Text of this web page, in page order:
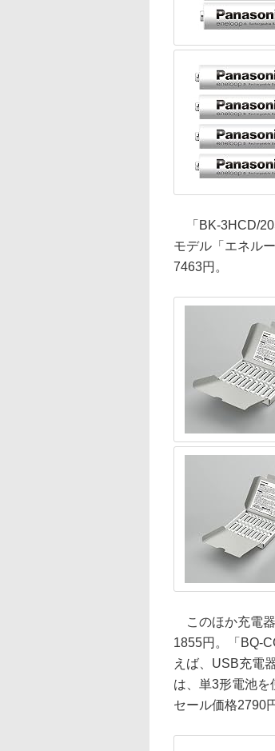
「BK-3HCD/
モデル「エネル
7463円。
このほか充電
1855円。「BQ-
えば、USB充電
は、単3形電池を
セール価格2790